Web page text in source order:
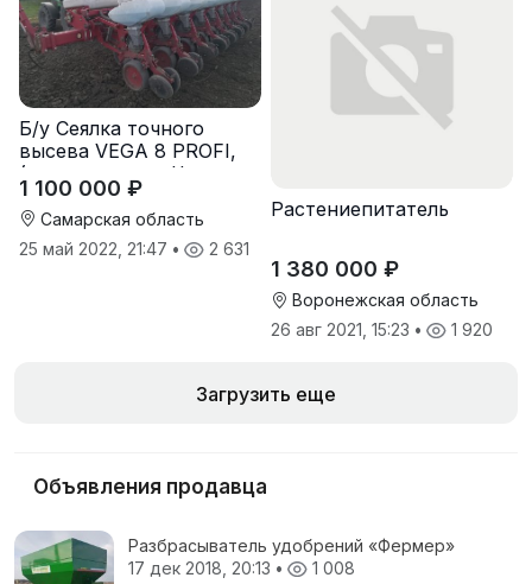
Б/у Сеялка точного
высева VEGA 8 PROFI,
(производство Червона
Зирка), 2016 г, в
отличном состоянии
1 100 000 ₽
Самарская область
25 май 2022, 21:47 • 2 631
Растениепитатель
1 380 000 ₽
Воронежская область
26 авг 2021, 15:23 • 1 920
Загрузить еще
Объявления продавца
Разбрасыватель удобрений «Фермер»
17 дек 2018, 20:13 • 1 008